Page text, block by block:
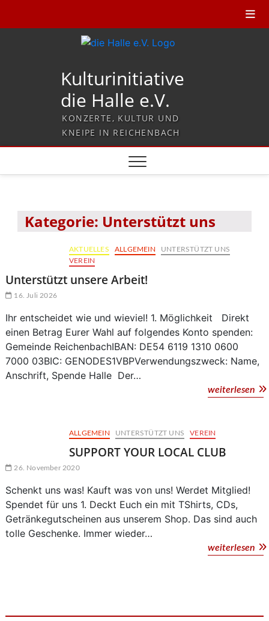
Kulturinitiative
die Halle e.V.
KONZERTE, KULTUR UND
KNEIPE IN REICHENBACH
Kategorie: Unterstützt uns
AKTUELLES ALLGEMEIN
UNTERSTÜTZT UNS
VEREIN
Unterstützt unsere Arbeit!
16. Juli 2026
Ihr entscheidet wie und wieviel! 1. Möglichkeit Direkt
einen Betrag Eurer Wahl auf folgendes Konto spenden:
Gemeinde ReichenbachIBAN: DE54 6119 1310 0600
7000 03BIC: GENODES1VBPVerwendungszweck: Name,
Anschrift, Spende Halle Der…
weiterlesen
ALLGEMEIN UNTERSTÜTZT UNS VEREIN
SUPPORT YOUR LOCAL CLUB
26. November 2020
Schenkt uns was! Kauft was von uns! Werdet Mitglied!
Spendet für uns 1. Deckt Euch ein mit TShirts, CDs,
Getränkegutscheinen aus unserem Shop. Das sind auch
tolle Geschenke. Immer wieder…
weiterlesen